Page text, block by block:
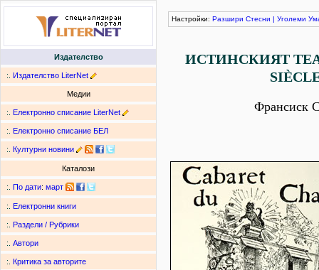
Издателство
:. Издателство LiterNet
Медии
:. Електронно списание LiterNet
:. Електронно списание БЕЛ
:. Културни новини
Каталози
:. По дати: март
:. Електронни книги
:. Раздели / Рубрики
:. Автори
:. Критика за авторите
Настройки: Разшири Стесни | Уголеми
ИСТИНСКИЯТ
Франсиск